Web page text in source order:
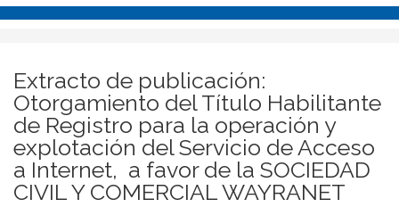
Extracto de publicación:
Otorgamiento del Título Habilitante
de Registro para la operación y
explotación del Servicio de Acceso
a Internet, a favor de la SOCIEDAD
CIVIL Y COMERCIAL WAYRANET